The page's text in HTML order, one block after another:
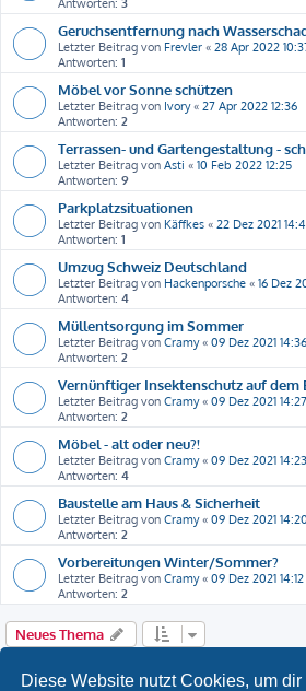
Diese Website nutzt Cookies, um dir
Antworten: 3
Geruchsentfernung nach
Letzter Beitrag von Frevler « 28 Apr 2022
Antworten: 1
Möbel vor Sonne schützen
Letzter Beitrag von Ivory« 27 Apr 2022 12:36
Antworten: 2
Terrassen- und Gartengestaltung -
Letzter Beitrag von Asti « 10 Feb 2022 12:25
Antworten: 9
Parkplatzsituationen
Letzter Beitrag von Käffkes « 22 Dez 2021
Antworten: 1
Umzug Schweiz Deutschland
Letzter Beitrag von Hackenporsche « 16 Dez
Antworten: 4
Müllentsorgung im Sommer
Letzter Beitrag von Cramy« 09 Dez 2021 14:36
Antworten: 2
Vernünftiger Insektenschutz auf dem
Letzter Beitrag von Cramy« 09 Dez 2021 14:27
Antworten: 2
Möbel - alt oder neu?!
Letzter Beitrag von Cramy« 09 Dez 2021 14:23
Antworten: 4
Baustelle am Haus & Sicherheit
Letzter Beitrag von Cramy« 09 Dez 2021 14:20
Antworten: 2
Vorbereitungen Winter/Sommer?
Letzter Beitrag von Cramy« 09 Dez 2021 14:12
Antworten: 2
Neues Thema